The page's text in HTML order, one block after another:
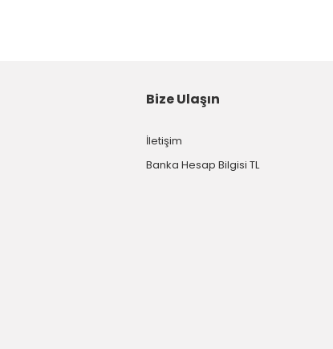
Bize Ulaşın
İletişim
Banka Hesap Bilgisi TL